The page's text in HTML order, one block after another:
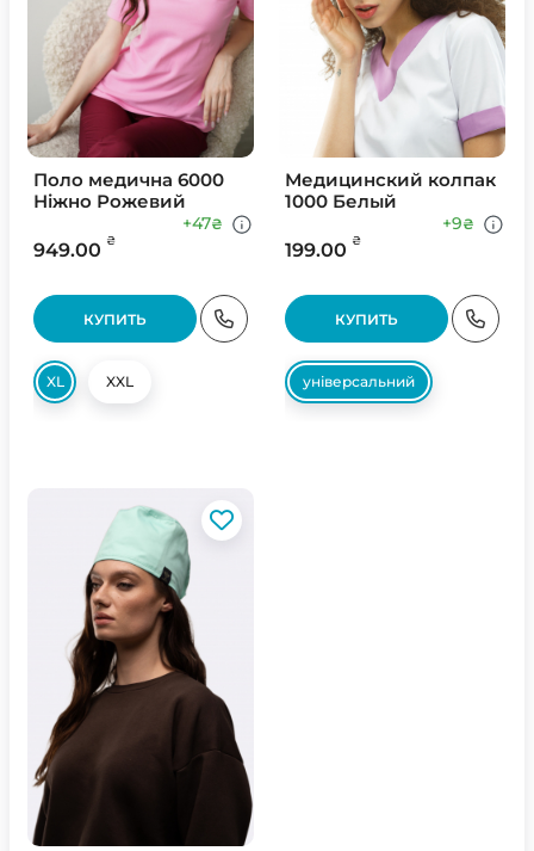
Поло медична 6000
Ніжно Рожевий
949.00 ₴
+47₴
КУПИТЬ
XL XXL
Медицинский колпак
1000 Белый
199.00 ₴
+9₴
КУПИТЬ
універсальний